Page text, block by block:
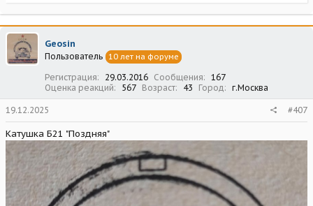
а
к
ц
и
и
Geosin
Пользователь 10 лет на форуме
Регистрация 29.03.2016 Сообщения
167
Оценка реакций
567 Возраст 43 Город г.Москва
19.12.2025 #407
Катушка Б21 "Поздняя"